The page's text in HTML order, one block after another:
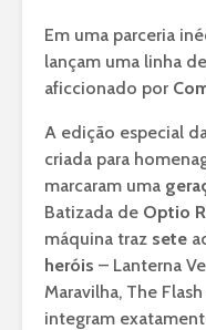
Em uma parceria
lançam uma linha
aficcionado por
A edição especial
criada para
marcaram uma
Batizada de Optio
máquina traz sete
heróis – Lanterna
Maravilha, The
integram